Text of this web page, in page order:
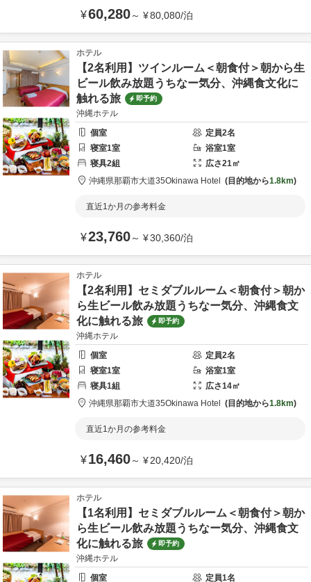
¥60,280～ ¥80,080/泊
ホテル
【2名利用】ツインルーム＜朝食付＞朝から生
ビール飲み放題うちなー気分、沖縄食文化に
触れる旅
即予約
沖縄ホテル
個室
定員2名
寝室1室 浴室1室
寝具2組 広さ21㎡
沖縄県那覇市大道35Okinawa Hotel 目的地から1.8km
直近1か月の参考料金
¥23,760～ ¥30,360/泊
ホテル
【2名利用】セミダブルルーム＜朝食付＞朝か
ら生ビール飲み放題うちなー気分、沖縄食文
化に触れる旅
即予約
沖縄ホテル
個室
定員2名
寝室1室 浴室1室
寝具1組 広さ14㎡
沖縄県那覇市大道35Okinawa Hotel 目的地から1.8km
直近1か月の参考料金
¥16,460～ ¥20,420/泊
ホテル
【1名利用】セミダブルルーム＜朝食付＞朝か
ら生ビール飲み放題うちなー気分、沖縄食文
化に触れる旅
即予約
沖縄ホテル
個室
定員1名